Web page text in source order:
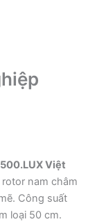
Việt
nam châm
Công suất
loại 50 cm.